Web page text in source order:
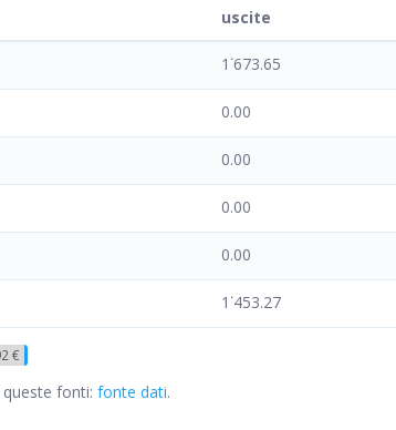
uscite
1˙673.65
0.00
0.00
0.00
0.00
1˙453.27
€
fonti: fonte dati.